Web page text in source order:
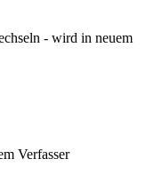
- wird in neuem
Verfasser